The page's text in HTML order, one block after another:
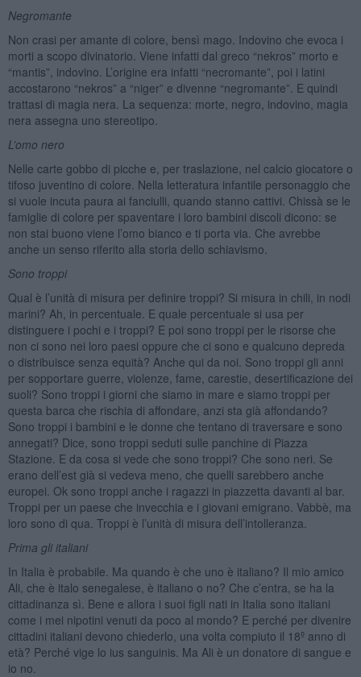
Negromante
Non crasi per amante di colore, bensì mago. Indovino che evoca i
morti a scopo divinatorio. Viene infatti dal greco “nekros” morto e
“mantis”, indovino. L’origine era infatti “necromante”, poi i latini
accostarono “nekros” a “niger” e divenne “negromante”. E quindi
trattasi di magia nera. La sequenza: morte, negro, indovino, magia
nera assegna uno stereotipo.
L’omo nero
Nelle carte gobbo di picche e, per traslazione, nel calcio giocatore o
tifoso juventino di colore. Nella letteratura infantile personaggio che
si vuole incuta paura ai fanciulli, quando stanno cattivi. Chissà se le
famiglie di colore per spaventare i loro bambini discoli dicono: se
non stai buono viene l’omo bianco e ti porta via. Che avrebbe
anche un senso riferito alla storia dello schiavismo.
Sono troppi
Qual è l’unità di misura per definire troppi? Si misura in chili, in nodi
marini? Ah, in percentuale. E quale percentuale si usa per
distinguere i pochi e i troppi? E poi sono troppi per le risorse che
non ci sono nei loro paesi oppure che ci sono e qualcuno depreda
o distribuisce senza equità? Anche qui da noi. Sono troppi gli anni
per sopportare guerre, violenze, fame, carestie, desertificazione dei
suoli? Sono troppi i giorni che siamo in mare e siamo troppi per
questa barca che rischia di affondare, anzi sta già affondando?
Sono troppi i bambini e le donne che tentano di traversare e sono
annegati? Dice, sono troppi seduti sulle panchine di Piazza
Stazione. E da cosa si vede che sono troppi? Che sono neri. Se
erano dell’est già si vedeva meno, che quelli sarebbero anche
europei. Ok sono troppi anche i ragazzi in piazzetta davanti al bar.
Troppi per un paese che invecchia e i giovani emigrano. Vabbè, ma
loro sono di qua. Troppi è l’unità di misura dell’intolleranza.
Prima gli italiani
In Italia è probabile. Ma quando è che uno è italiano? Il mio amico
Ali, che è italo senegalese, è italiano o no? Che c’entra, se ha la
cittadinanza sì. Bene e allora i suoi figli nati in Italia sono italiani
come i mei nipotini venuti da poco al mondo? E perché per divenire
cittadini italiani devono chiederlo, una volta compiuto il 18º anno di
età? Perché vige lo ius sanguinis. Ma Ali è un donatore di sangue e
io no.